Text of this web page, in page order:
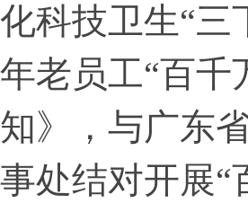
化科技卫生“三
年老员工“百千
知》，与广东
事处结对开展“